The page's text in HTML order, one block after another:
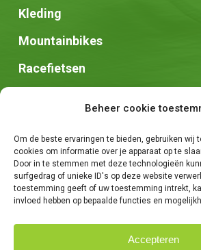
Beheer cookie
Om de beste ervaringen te bieden, gebruiken wij
cookies om informatie over je apparaat op te
Door in te stemmen met deze technologieën
surfgedrag of unieke ID's op deze website
toestemming geeft of uw toestemming intrekt,
invloed hebben op bepaalde functies en
Accepteren
Kleding
Mountainbikes
Racefietsen
Zadels